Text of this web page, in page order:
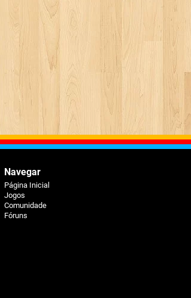
Navegar
Página Inicial
Jogos
Comunidade
Fóruns